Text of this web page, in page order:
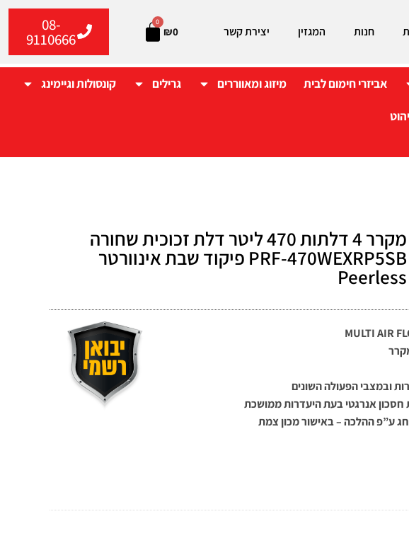
חנות המגזין יצירת קשר ₪0
0
08-
9110666
אביזרי חימום לבית מיזוג ומאווררים גרילים קונסולות וגיימינג
מקרר 4 דלתות 470 ליטר דלת זכוכית שחורה
PRF-470WEXRP5SB פיקוד שבת אינוורטר
Peerless
ובמצבי הפעולה השונים
ע”פ ההלכה – באישור מכון צמת